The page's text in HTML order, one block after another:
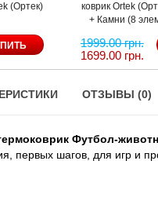
(Ортек)
коврик Ortek
+ Камни (8
1999.00 грн.
1699.00 грн.
ОТЗЫВЫ (0)
Футбол-
первых шагов, для игр и